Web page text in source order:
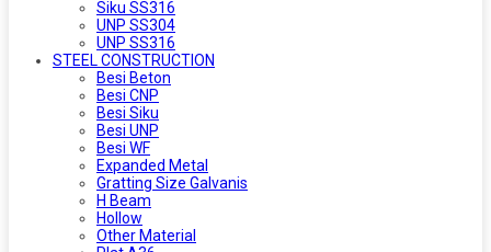
Siku SS316
UNP SS304
UNP SS316
STEEL CONSTRUCTION
Besi Beton
Besi CNP
Besi Siku
Besi UNP
Besi WF
Expanded Metal
Gratting Size Galvanis
H Beam
Hollow
Other Material